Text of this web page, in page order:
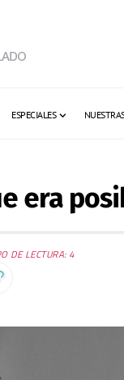
ESPECIALES
era
DE LECTURA: 4